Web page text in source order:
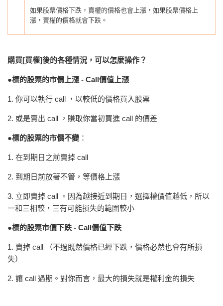
如果股票價格下跌，賣權的價格也會上漲，如果股票價格上
漲，賣權的價格就會下跌。
購買[買權]後的各種情況，可以怎麼操作？
●標的股票的市價上漲 - Call價值上漲
1. 你可以執行 call ，以較低的價格買入股票
2. 或是賣出 call ，賺取你當初買進 call 的價差
●標的股票的市價不變 ：
1. 在到期日之前賣掉 call
2. 到期日前放著不管，等價格上漲
3. 立即賣掉 call 。因為越接近到期日，選擇權價值越低，所以
一和三相較，三有可能損失的範圍較小
●標的股票市價下跌 - Call價值下跌
1. 賣掉 call （不過既然價格已經下跌，價格必然也會有所損
失）
2. 讓 call 過期。對你而言，最大的損失就是權利金的損失